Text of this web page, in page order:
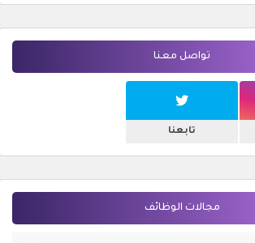
تواصل معنا
تابعنا
مجالات الوظائف